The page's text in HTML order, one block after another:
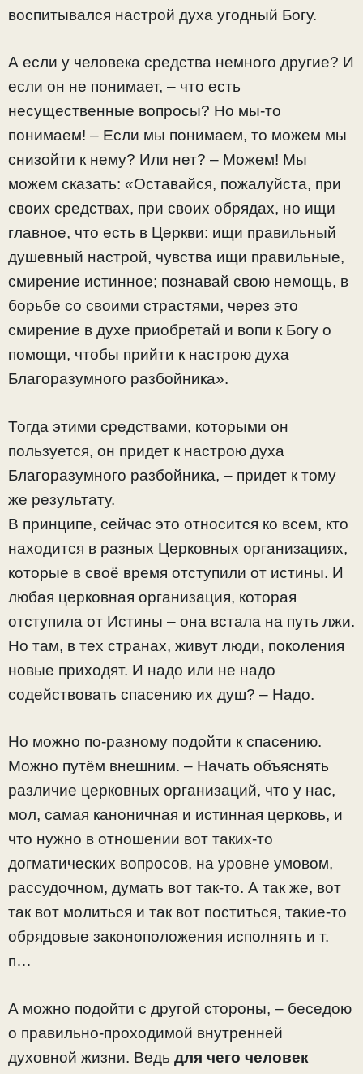
воспитывался настрой духа угодный Богу.
А если у человека средства немного другие? И
если он не понимает, – что есть
несущественные вопросы? Но мы-то
понимаем! – Если мы понимаем, то можем мы
снизойти к нему? Или нет? – Можем! Мы
можем сказать: «Оставайся, пожалуйста, при
своих средствах, при своих обрядах, но ищи
главное, что есть в Церкви: ищи правильный
душевный настрой, чувства ищи правильные,
смирение истинное; познавай свою немощь, в
борьбе со своими страстями, через это
смирение в духе приобретай и вопи к Богу о
помощи, чтобы прийти к настрою духа
Благоразумного разбойника».
Тогда этими средствами, которыми он
пользуется, он придет к настрою духа
Благоразумного разбойника, – придет к тому
же результату.
В принципе, сейчас это относится ко всем, кто
находится в разных Церковных организациях,
которые в своё время отступили от истины. И
любая церковная организация, которая
отступила от Истины – она встала на путь лжи.
Но там, в тех странах, живут люди, поколения
новые приходят. И надо или не надо
содействовать спасению их душ? – Надо.
Но можно по-разному подойти к спасению.
Можно путём внешним. – Начать объяснять
различие церковных организаций, что у нас,
мол, самая каноничная и истинная церковь, и
что нужно в отношении вот таких-то
догматических вопросов, на уровне умовом,
рассудочном, думать вот так-то. А так же, вот
так вот молиться и так вот поститься, такие-то
обрядовые законоположения исполнять и т.
п…
А можно подойти с другой стороны, – беседою
о правильно-проходимой внутренней
духовной жизни. Ведь для чего человек